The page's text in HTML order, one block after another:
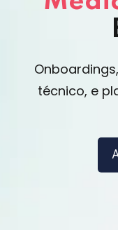
técnico, e